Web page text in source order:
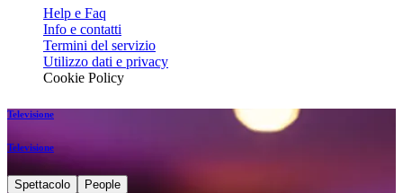
Help e Faq
Info e contatti
Termini del servizio
Utilizzo dati e privacy
Cookie Policy
Televisione
Televisione
Spettacolo People